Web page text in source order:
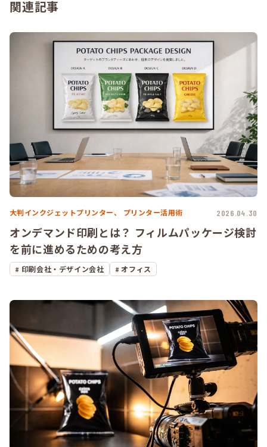
関連記事
大判インクジェットプリンター、 プリンター活用術 2026.04.30
オンデマンド印刷とは？ フィルムパッケージ検討
を前に進めるための考え方
印刷会社・デザイン会社 オフィス